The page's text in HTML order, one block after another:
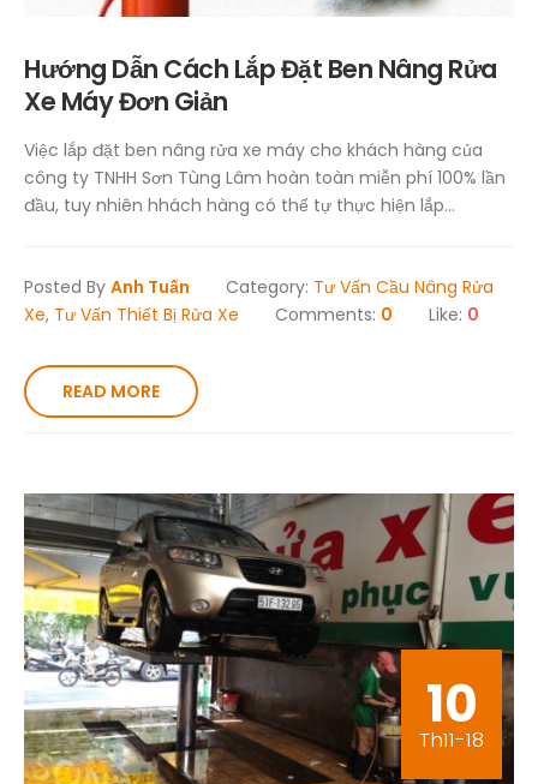
Hướng Dẫn Cách Lắp Đặt Ben Nâng Rửa
Xe Máy Đơn Giản
Việc lắp đặt ben nâng rửa xe máy cho khách hàng của
công ty TNHH Sơn Tùng Lâm hoàn toàn miễn phí 100% lần
đầu, tuy nhiên hhách hàng có thể tự thực hiện lắp...
Posted By Anh Tuấn Category: Tư Vấn Cầu Nâng Rửa
Xe, Tư Vấn Thiết Bị Rửa Xe Comments: 0 Like: 0
READ MORE
10
Th11-18